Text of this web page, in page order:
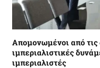
Απομονωμένοι από τις
ιμπεριαλιστικές
ιμπεριαλιστές